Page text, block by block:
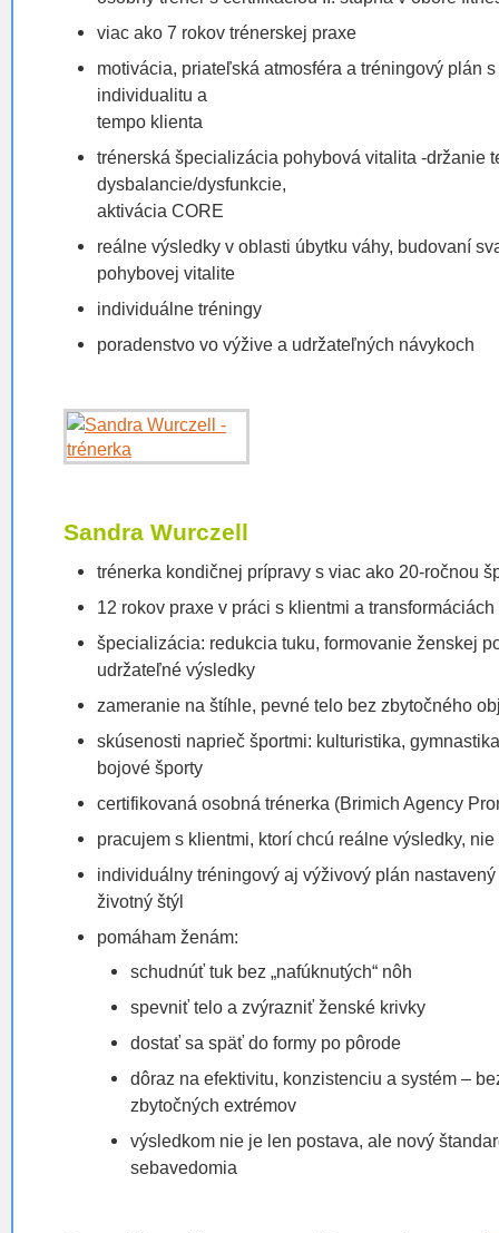
viac ako 7 rokov trénerskej praxe
motivácia, priateľská atmosféra a tréningový plán
individualitu a
tempo klienta
trénerská špecializácia pohybová vitalita -držanie
dysbalancie/dysfunkcie,
aktivácia CORE
reálne výsledky v oblasti úbytku váhy, budovaní
pohybovej vitalite
individuálne tréningy
poradenstvo vo výžive a udržateľných návykoch
Sandra Wurczell
trénerka kondičnej prípravy s viac ako 20-ročnou
12 rokov praxe v práci s klientmi a
špecializácia: redukcia tuku, formovanie ženskej
udržateľné výsledky
zameranie na štíhle, pevné telo bez zbytočného
skúsenosti naprieč športmi: kulturistika,
bojové športy
certifikovaná osobná trénerka (Brimich Agency
pracujem s klientmi, ktorí chcú reálne výsledky,
individuálny tréningový aj výživový plán
životný štýl
pomáham ženám:
schudnúť tuk bez „nafúknutých“ nôh
spevniť telo a zvýrazniť ženské krivky
dostať sa späť do formy po pôrode
dôraz na efektivitu, konzistenciu a systém –
zbytočných extrémov
výsledkom nie je len postava, ale nový
sebavedomia